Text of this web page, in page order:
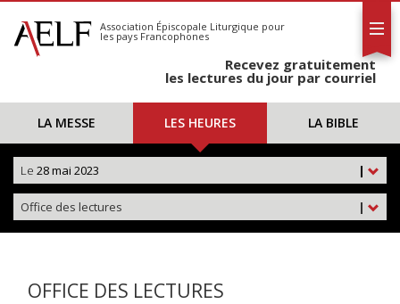
S'abonner
Calendrier
Association Épiscopale Liturgique pour
les pays Francophones
Recevez gratuitement
les lectures du jour par courriel
LA MESSE LES HEURES LA BIBLE
|
Le 28 mai 2023
|
Office des lectures
OFFICE DES LECTURES